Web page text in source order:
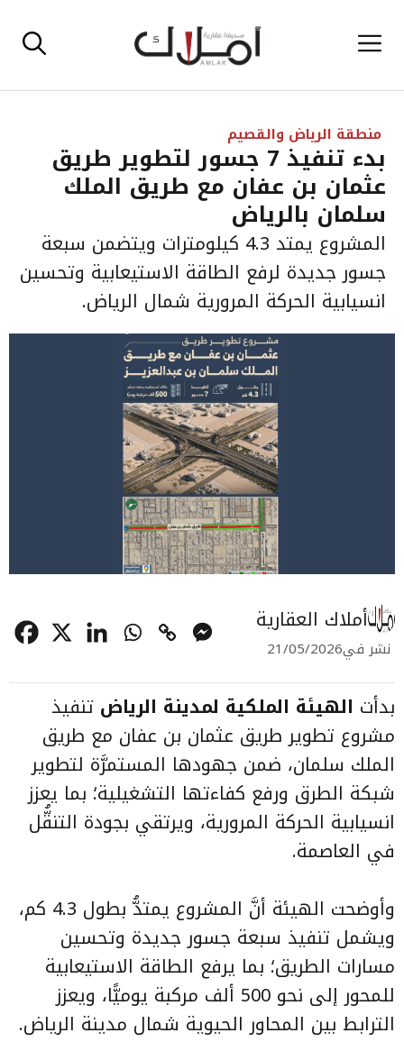
إلى القائمة
منطقة الرياض والقصيم
بدء تنفيذ 7 جسور لتطوير طريق
عثمان بن عفان مع طريق الملك
سلمان بالرياض
المشروع يمتد 4.3 كيلومترات ويتضمن سبعة
جسور جديدة لرفع الطاقة الاستيعابية وتحسين
انسيابية الحركة المرورية شمال الرياض.
أملاك العقارية
نشر في21/05/2026
بدأت الهيئة الملكية لمدينة الرياض تنفيذ
مشروع تطوير طريق عثمان بن عفان مع طريق
الملك سلمان، ضمن جهودها المستمرَّة لتطوير
شبكة الطرق ورفع كفاءتها التشغيلية؛ بما يعزز
انسيابية الحركة المرورية، ويرتقي بجودة التنقُّل
في العاصمة.
وأوضحت الهيئة أنَّ المشروع يمتدُّ بطول 4.3 كم،
ويشمل تنفيذ سبعة جسور جديدة وتحسين
مسارات الطريق؛ بما يرفع الطاقة الاستيعابية
للمحور إلى نحو 500 ألف مركبة يوميًّا، ويعزز
الترابط بين المحاور الحيوية شمال مدينة الرياض.